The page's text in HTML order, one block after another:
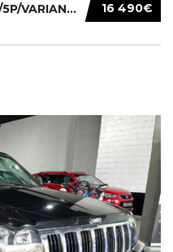
16 490€
VOLKSWAGEN GOLF VII(AU)3/5P/VARIANT(12-16 20...